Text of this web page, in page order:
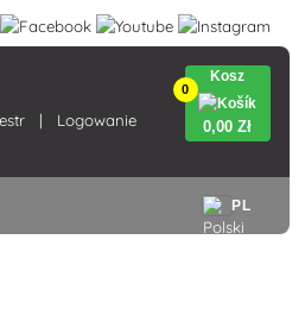
Logowanie
0
Kosz
0,00 Zł
PL